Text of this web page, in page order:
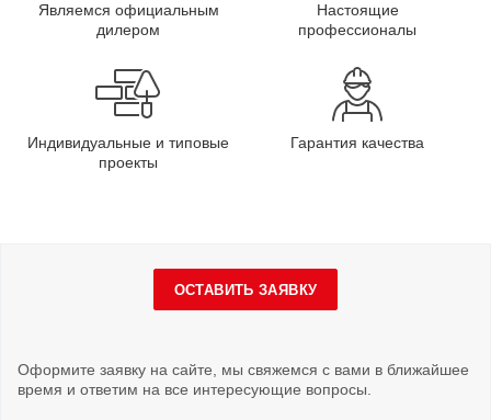
Являемся официальным
дилером
Настоящие
профессионалы
Индивидуальные и типовые
проекты
Гарантия качества
ОСТАВИТЬ ЗАЯВКУ
Оформите заявку на сайте, мы свяжемся с вами в ближайшее
время и ответим на все интересующие вопросы.